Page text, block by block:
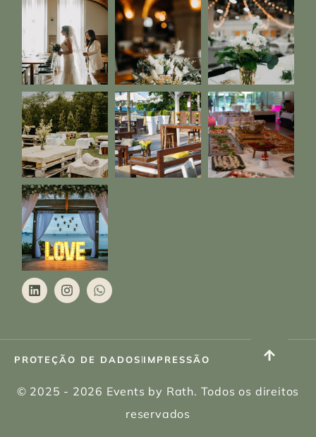
PROTEÇÃO DE DADOS |IMPRESSÃO
© 2025 - 2026 Events by Rath. Todos os direitos
reservados